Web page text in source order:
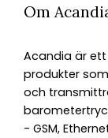
Om
Acandia är
produkter
och
- GSM,